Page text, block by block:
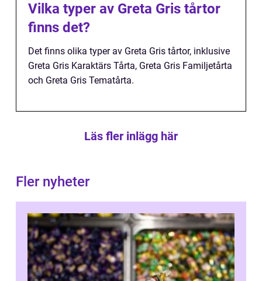
Vilka typer av Greta Gris tårtor
finns det?
Det finns olika typer av Greta Gris tårtor, inklusive
Greta Gris Karaktärs Tårta, Greta Gris Familjetårta
och Greta Gris Tematårta.
Läs fler inlägg här
Fler nyheter